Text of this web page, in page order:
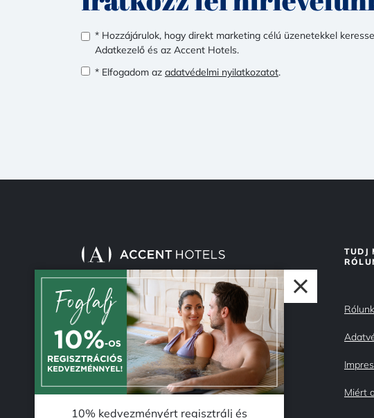
* Hozzájárulok, hogy direkt marketing célú üzenetekkel
Adatkezelő és az Accent Hotels.
* Elfogadom az adatvédelmi nyilatkozatot.
© 2026 Accent Hotel Solutions Kft.
TUDJ
Rólunk
Miért
10% kedvezményért regisztrálj és